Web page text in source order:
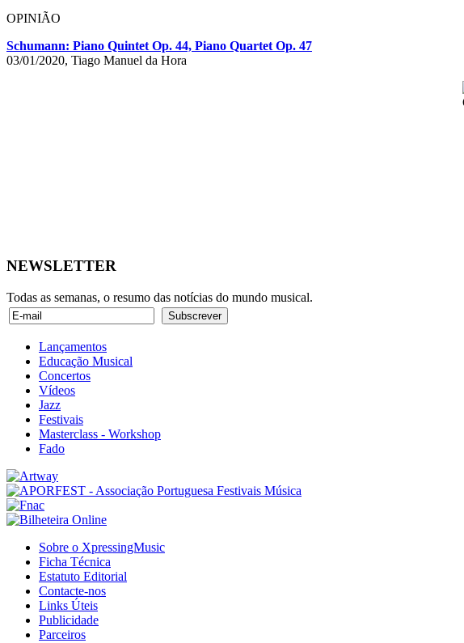
OPINIÃO
Schumann: Piano Quintet Op. 44, Piano Quartet Op. 47
03/01/2020, Tiago Manuel da Hora
NEWSLETTER
Todas as semanas, o resumo das notícias do mundo musical.
Lançamentos
Educação Musical
Concertos
Vídeos
Jazz
Festivais
Masterclass - Workshop
Fado
Sobre o XpressingMusic
Ficha Técnica
Estatuto Editorial
Contacte-nos
Links Úteis
Publicidade
Parceiros